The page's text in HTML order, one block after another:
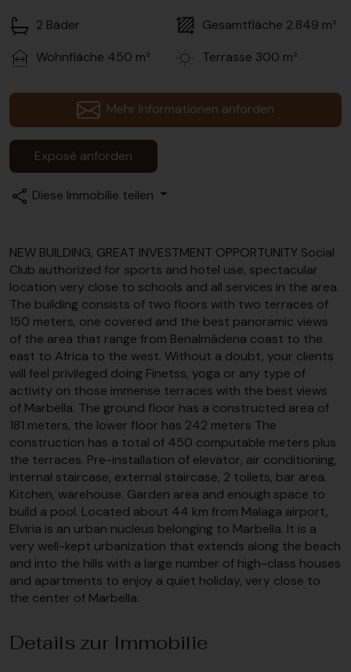
2 Bäder Gesamtfläche 2.849 m²
Wohnfläche 450 m² Terrasse 300 m²
Mehr Informationen anforden
Exposé anforden
Diese Immobilie teilen
NEW BUILDING, GREAT INVESTMENT OPPORTUNITY Social
Club authorized for sports and hotel use, spectacular
location very close to schools and all services in the area.
The building consists of two floors with two terraces of
150 meters, one covered and the best panoramic views
of the area that range from Benalmádena coast to the
east to Africa to the west. Without a doubt, your clients
will feel privileged doing Finetss, yoga or any type of
activity on those immense terraces with the best views
of Marbella. The ground floor has a constructed area of
181 meters, the lower floor has 242 meters The
construction has a total of 450 computable meters plus
the terraces. Pre-installation of elevator, air conditioning,
internal staircase, external staircase, 2 toilets, bar area.
Kitchen, warehouse. Garden area and enough space to
build a pool. Located about 44 km from Malaga airport,
Elviria is an urban nucleus belonging to Marbella. It is a
very well-kept urbanization that extends along the beach
and into the hills with a large number of high-class houses
and apartments to enjoy a quiet holiday, very close to
the center of Marbella.
Details zur Immobilie